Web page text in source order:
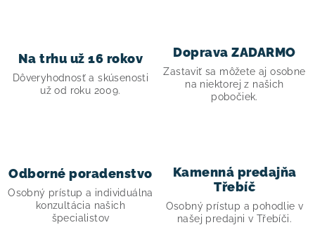
Na trhu už 16 rokov
Dôveryhodnosť a skúsenosti
už od roku 2009.
Doprava ZADARMO
Zastaviť sa môžete aj osobne
na niektorej z našich
pobočiek.
Odborné poradenstvo
Osobný prístup a individuálna
konzultácia našich
špecialistov
Kamenná predajňa
Třebíč
Osobný prístup a pohodlie v
našej predajni v Třebíči.